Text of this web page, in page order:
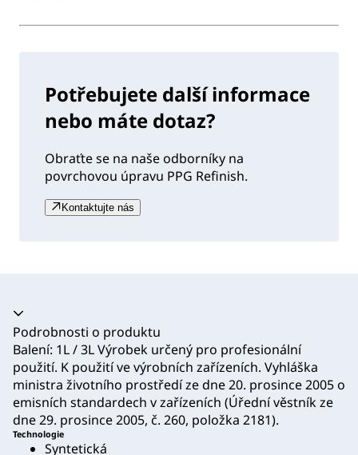
Potřebujete další informace
nebo máte dotaz?
Obraťte se na naše odborníky na
povrchovou úpravu PPG Refinish.
Kontaktujte nás
Akordeon se zhroutil
Podrobnosti o produktu
Balení: 1L / 3L Výrobek určený pro profesionální
použití. K použití ve výrobních zařízeních. Vyhláška
ministra životního prostředí ze dne 20. prosince 2005 o
emisních standardech v zařízeních (Úřední věstník ze
dne 29. prosince 2005, č. 260, položka 2181).
Technologie
Syntetická